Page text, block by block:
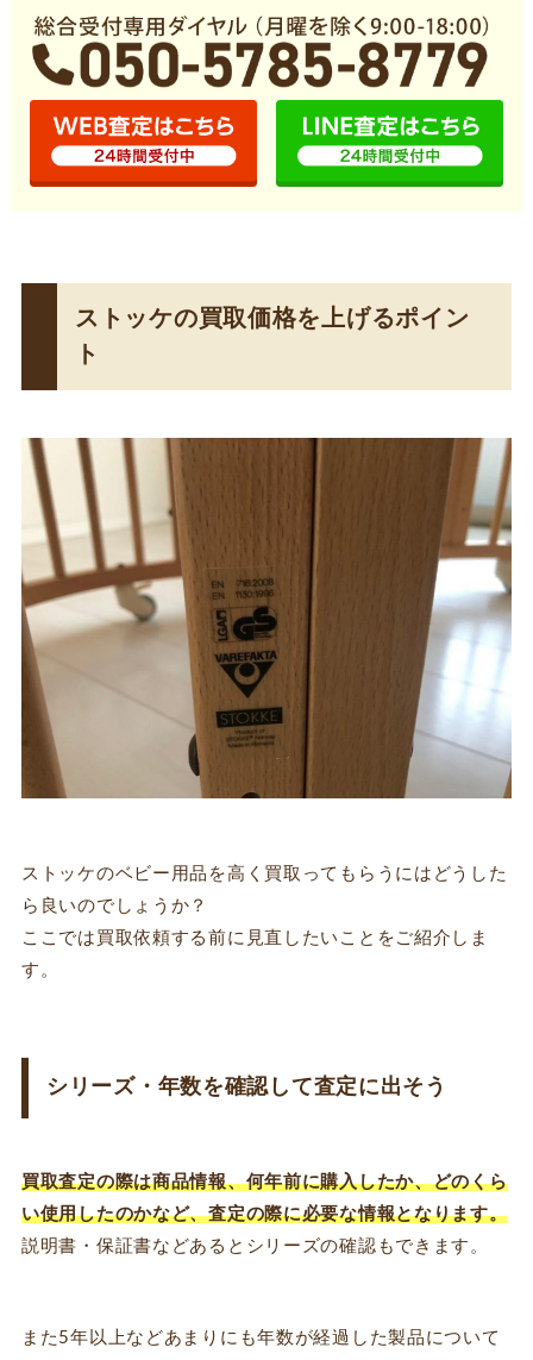
ストッケの買取価格を上げるポイン
ト
ストッケのベビー用品を高く買取ってもらうにはどうした
ら良いのでしょうか？
ここでは買取依頼する前に見直したいことをご紹介しま
す。
シリーズ・年数を確認して査定に出そう
買取査定の際は商品情報、何年前に購入したか、どのくら
い使用したのかなど、査定の際に必要な情報となります。
説明書・保証書などあるとシリーズの確認もできます。
また5年以上などあまりにも年数が経過した製品について